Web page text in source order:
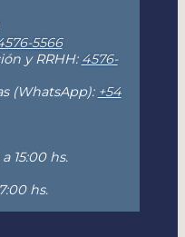
5566
y RRHH: 4576-
(WhatsApp): +54
15:00 hs.
hs.